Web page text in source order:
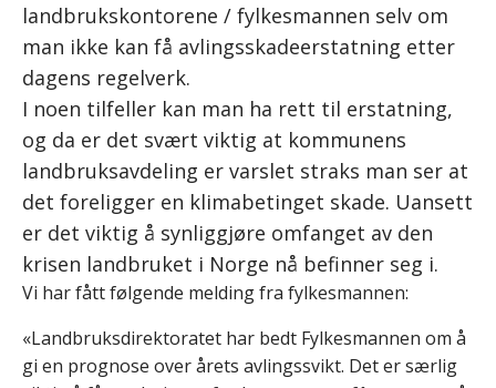
landbrukskontorene / fylkesmannen selv om
man ikke kan få avlingsskadeerstatning etter
dagens regelverk.
I noen tilfeller kan man ha rett til erstatning,
og da er det svært viktig at kommunens
landbruksavdeling er varslet straks man ser at
det foreligger en klimabetinget skade. Uansett
er det viktig å synliggjøre omfanget av den
krisen landbruket i Norge nå befinner seg i.
Vi har fått følgende melding fra fylkesmannen:
«Landbruksdirektoratet har bedt Fylkesmannen om å
gi en prognose over årets avlingssvikt. Det er særlig